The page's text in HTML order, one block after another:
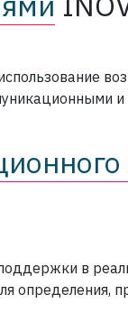
в
определения,